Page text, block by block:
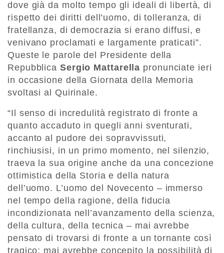
dove già da molto tempo gli ideali di libertà, di
rispetto dei diritti dell’uomo, di tolleranza, di
fratellanza, di democrazia si erano diffusi, e
venivano proclamati e largamente praticati”.
Queste le parole del Presidente della
Repubblica Sergio Mattarella pronunciate ieri
in occasione della Giornata della Memoria
svoltasi al Quirinale.
“Il senso di incredulità registrato di fronte a
quanto accaduto in quegli anni sventurati,
accanto al pudore dei sopravvissuti,
rinchiusisi, in un primo momento, nel silenzio,
traeva la sua origine anche da una concezione
ottimistica della Storia e della natura
dell’uomo. L’uomo del Novecento – immerso
nel tempo della ragione, della fiducia
incondizionata nell’avanzamento della scienza,
della cultura, della tecnica – mai avrebbe
pensato di trovarsi di fronte a un tornante così
tragico; mai avrebbe concepito la possibilità di